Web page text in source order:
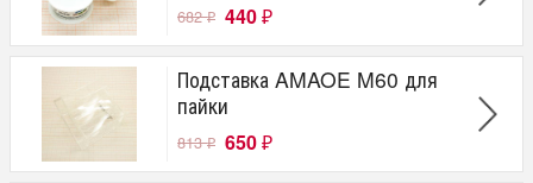
682₽ 440 ₽
Подставка AMAOE M60 для
пайки
813₽ 650 ₽